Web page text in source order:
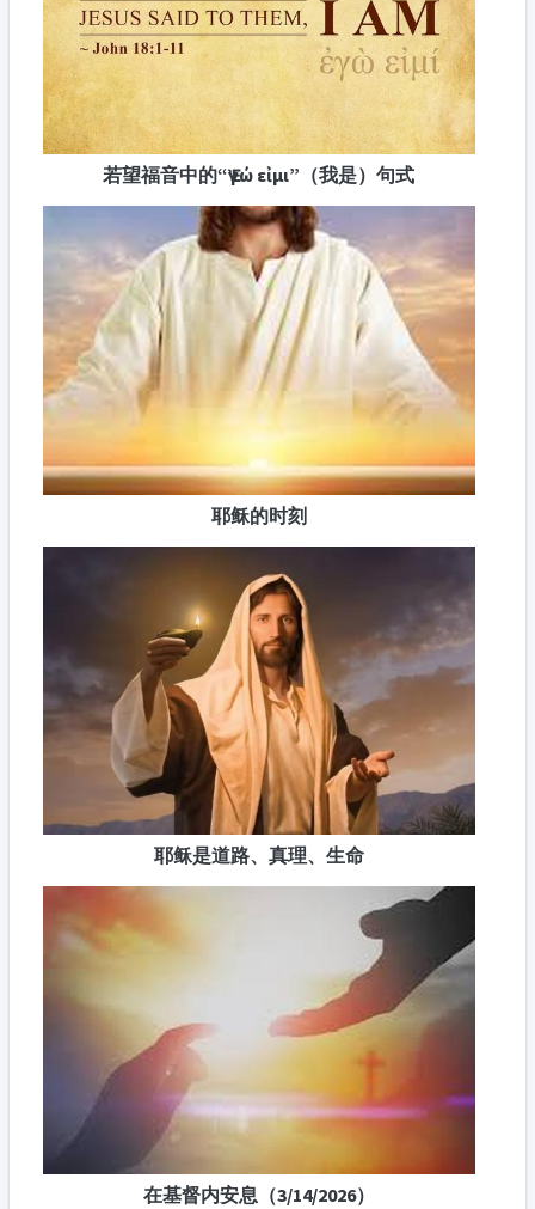
若望福音中的“Ἐγώ εἰμι”（我是）句式
耶稣的时刻
耶稣是道路、真理、生命
在基督内安息（3/14/2026）